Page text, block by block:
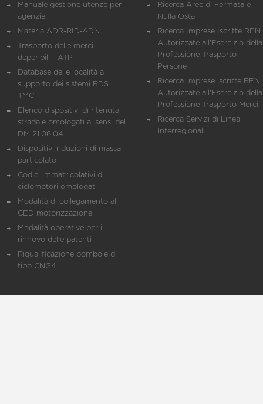
Manuale gestione utenze per
agenzie
Materia ADR-RID-ADN
Trasporto delle merci
deperibili - ATP
Database delle località a
supporto dei sistemi RDS
TMC
Elenco dispositivi di ritenuta
stradale omologati ai sensi del
DM 21.06.04
Dispositivi riduzioni di massa
particolato
Codici immatricolativi di
ciclomotori omologati
Modalità di collegamento al
CED motorizzazione
Modalità operative per il
rinnovo delle patenti
Riqualificazione bombole di
tipo CNG4
Ricerca Aree di Fermata e
Nulla Osta
Ricerca Imprese Iscritte REN
Autorizzate all'Esercizio della
Professione Trasporto
Persone
Ricerca Imprese iscritte REN
Autorizzate all'Esercizio della
Professione Trasporto Merci
Ricerca Servizi di Linea
Interregionali